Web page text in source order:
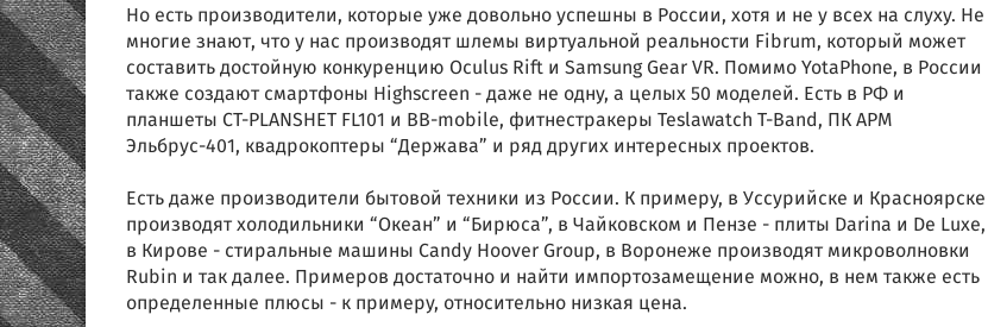
Но есть производители, которые уже довольно успешны в России, хотя и не у всех на слуху. Не
многие знают, что у нас производят шлемы виртуальной реальности Fibrum, который может
составить достойную конкуренцию Oculus Rift и Samsung Gear VR. Помимо YotaPhone, в России
также создают смартфоны Highscreen - даже не одну, а целых 50 моделей. Есть в РФ и
планшеты СТ-PLANSHET FL101 и BB-mobile, фитнестракеры Teslawatch T-Band, ПК АРМ
Эльбрус-401, квадрокоптеры “Держава” и ряд других интересных проектов.
Есть даже производители бытовой техники из России. К примеру, в Уссурийске и Красноярске
производят холодильники “Океан” и “Бирюса”, в Чайковском и Пензе - плиты Darina и De Luxe,
в Кирове - стиральные машины Candy Hoover Group, в Воронеже производят микроволновки
Rubin и так далее. Примеров достаточно и найти импортозамещение можно, в нем также есть
определенные плюсы - к примеру, относительно низкая цена.